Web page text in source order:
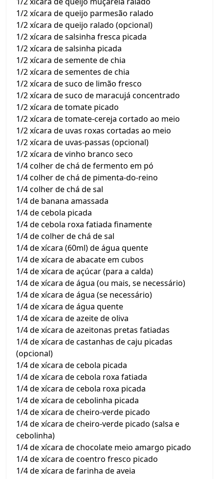
1/2 xícara de queijo parmesão ralado
1/2 xícara de queijo ralado (opcional)
1/2 xícara de salsinha fresca picada
1/2 xícara de salsinha picada
1/2 xícara de semente de chia
1/2 xícara de sementes de chia
1/2 xícara de suco de limão fresco
1/2 xícara de suco de maracujá concentrado
1/2 xícara de tomate picado
1/2 xícara de tomate-cereja cortado ao meio
1/2 xícara de uvas roxas cortadas ao meio
1/2 xícara de uvas-passas (opcional)
1/2 xícara de vinho branco seco
1/4 colher de chá de fermento em pó
1/4 colher de chá de pimenta-do-reino
1/4 colher de chá de sal
1/4 de banana amassada
1/4 de cebola picada
1/4 de cebola roxa fatiada finamente
1/4 de colher de chá de sal
1/4 de xícara (60ml) de água quente
1/4 de xícara de abacate em cubos
1/4 de xícara de açúcar (para a calda)
1/4 de xícara de água (ou mais, se necessário)
1/4 de xícara de água (se necessário)
1/4 de xícara de água quente
1/4 de xícara de azeite de oliva
1/4 de xícara de azeitonas pretas fatiadas
1/4 de xícara de castanhas de caju picadas
(opcional)
1/4 de xícara de cebola picada
1/4 de xícara de cebola roxa fatiada
1/4 de xícara de cebola roxa picada
1/4 de xícara de cebolinha picada
1/4 de xícara de cheiro-verde picado
1/4 de xícara de cheiro-verde picado (salsa e
cebolinha)
1/4 de xícara de chocolate meio amargo picado
1/4 de xícara de coentro fresco picado
1/4 de xícara de farinha de aveia